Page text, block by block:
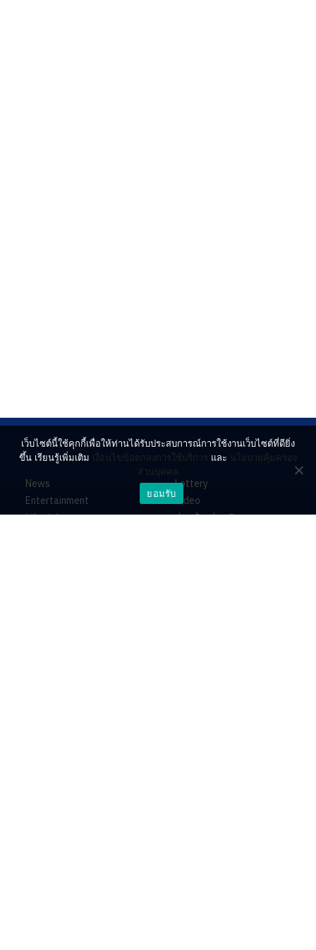
News
Entertainment
Lifestyle
Lottery
Video
ร่วมด้วยช่วยกัน
เว็บไซต์นี้ใช้คุกกี้เพื่อให้ท่านได้รับประสบการณ์การใช้งานเว็บไซต์ที่ดียิ่ง
ขึ้น เรียนรู้เพิ่มเติม เงื่อนไขข้อตกลงการใช้บริการ และ นโยบายคุ้มครอง
ส่วนบุคคล
ยอมรับ